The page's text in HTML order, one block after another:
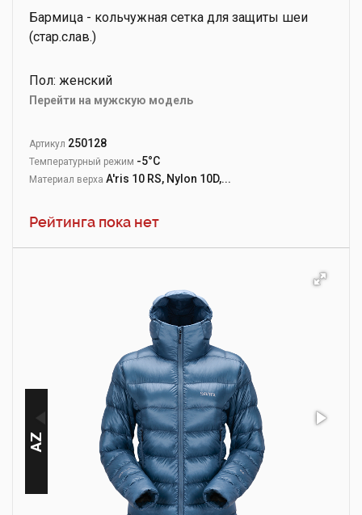
Бармица - кольчужная сетка для защиты шеи
(стар.слав.)
Пол: женский
Перейти на мужскую модель
Артикул 250128
Температурный режим -5°С
Материал верха A'ris 10 RS, Nylon 10D,...
Рейтинга пока нет
АZ